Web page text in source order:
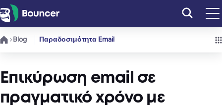
Μετάβαση
στο
περιεχόμενο
Blog Παραδοσιμότητα Email
Επικύρωση email σε
πραγματικό χρόνο με